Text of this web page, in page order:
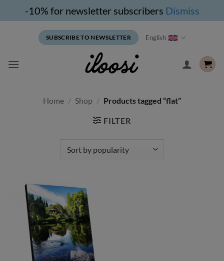
-10% for newsletter subscribers Dismiss
SUBSCRIBE TO NEWSLETTER English
Home / Shop / Products tagged “flat”
FILTER